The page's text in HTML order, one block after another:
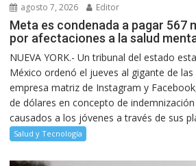
agosto 7, 2026 Editor
Meta es condenada a pagar 567
por afectaciones a la salud
NUEVA YORK.- Un tribunal del estado
México ordenó el jueves al gigante de
empresa matriz de Instagram y
de dólares en concepto de
causados a los jóvenes a través de sus
Salud y Tecnología